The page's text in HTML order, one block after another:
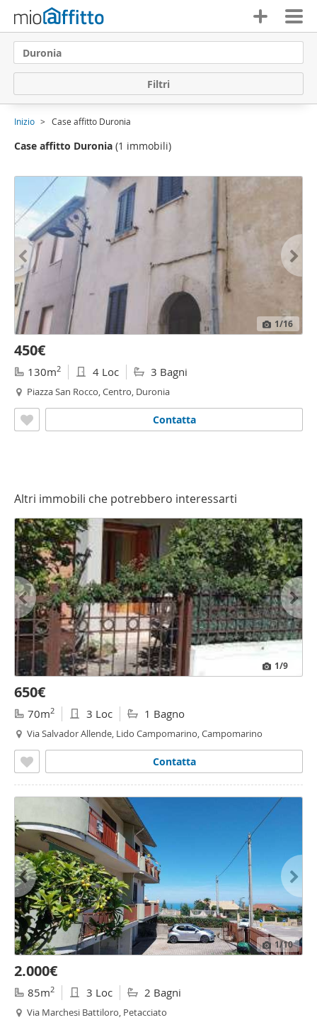
Duronia
Filtri
Inizio Case affitto Duronia
Case affitto Duronia (1 immobili)
1/16
450€
130m2 4 Loc 3 Bagni
Piazza San Rocco, Centro, Duronia
Contatta
Altri immobili che potrebbero interessarti
1/9
650€
70m2 3 Loc 1 Bagno
Via Salvador Allende, Lido Campomarino, Campomarino
Contatta
1/10
2.000€
85m2 3 Loc 2 Bagni
Via Marchesi Battiloro, Petacciato